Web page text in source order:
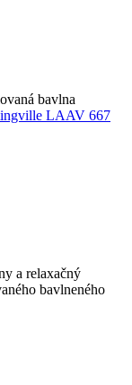
bavlna
a relaxačný
bavlneného